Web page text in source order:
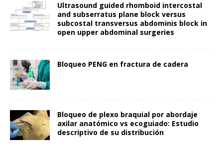
Ultrasound guided rhomboid intercostal
and subserratus plane block versus
subcostal transversus abdominis block in
open upper abdominal surgeries
Bloqueo PENG en fractura de cadera
Bloqueo de plexo braquial por abordaje
axilar anatómico vs ecoguiado: Estudio
descriptivo de su distribución